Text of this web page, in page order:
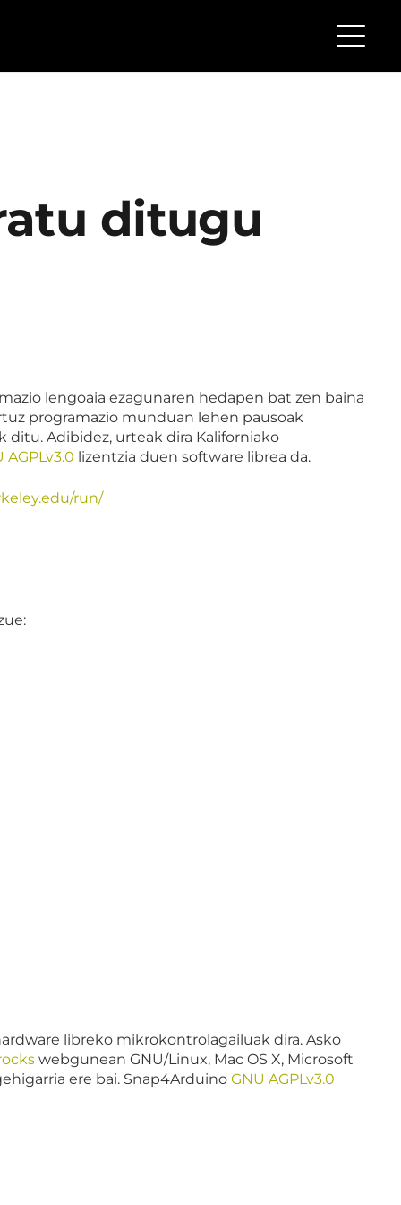
ditugu
lengoaia ezagunaren hedapen bat zen baina
programazio munduan lehen pausoak
Adibidez, urteak dira Kaliforniako
AGPLv3.0 lizentzia duen software librea da.
run/
libreko mikrokontrolagailuak dira. Asko
webgunean GNU/Linux, Mac OS X, Microsoft
ere bai. Snap4Arduino GNU AGPLv3.0